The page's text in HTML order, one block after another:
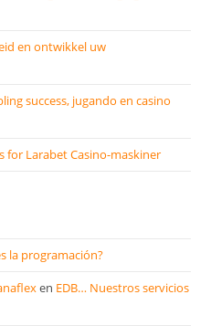
en ontwikkel uw
success, jugando en casino
for Larabet Casino-maskiner
la programación?
en EDB… Nuestros servicios